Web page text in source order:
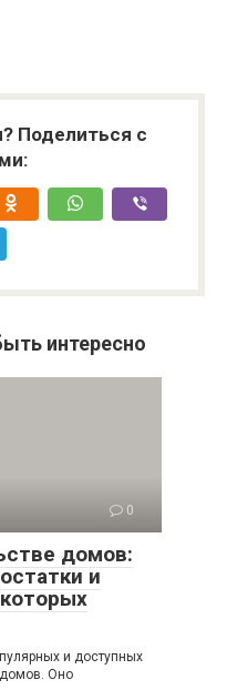
Поделиться с
интересно
0
домов:
и
и доступных
домов. Оно